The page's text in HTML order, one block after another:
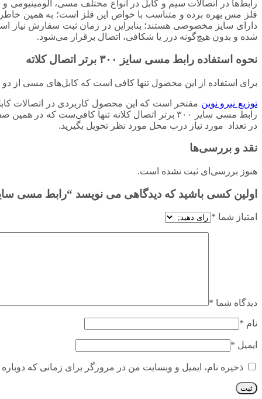
رابط‌ها در اتصالات سیم و کابل در انواع مختلف مسی،
فلز مس بهره برده و متناسب با خواص این فلز است؛ به همین
شده و بدون هیچ‌گونه درز یا شکافی، اتصال برقرار می‌شود.
نحوه استفاده رابط مسی سایز ۳۰۰ برتر اتصال کلاته
برای استفاده از این محصول تنها کافی است که کابل‌های مسی از
توزیع نیرو نوین مفتخر است که این محصول کاربردی در اتصالات
رابط مسی سایز ۳۰۰ برتر اتصال کلاته تنها
در تعداد مورد نیاز درب محل مورد نظر تحویل بگیرید.
نقد و بررسی‌ها
هنوز بررسی‌ای ثبت نشده است.
اولین کسی باشید که دیدگاهی می نویسد “رابط مسی سایز ۳۰۰ برتر اتصال
امتیاز شما *
دیدگاه شما *
نام *
ایمیل *
ذخیره نام، ایمیل و وبسایت من در مرورگر برای زمانی که